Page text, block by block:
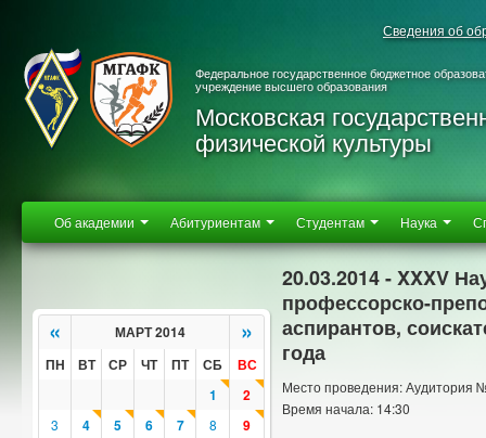
Сведения об
Федеральное государственное бюджетное
учреждение высшего образования
Московская
физической культуры
Об академии Абитуриентам Студентам Наука
« МАРТ 2014 »
ПН ВТ СР ЧТ ПТ СБ
ВС
1
2
3 4 5 6 7 8 9
20.03.2014 - XXXV
профессорско-
аспирантов,
года
Место проведения: Аудитория
Время начала: 14:30